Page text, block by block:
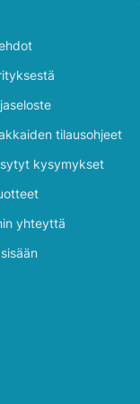
tilausohjeet
kysymykset
yhteyttä